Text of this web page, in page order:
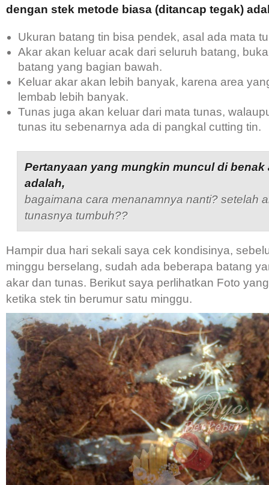
dengan stek metode biasa (ditancap tegak)
Ukuran batang tin bisa pendek, asal ada mata
Akar akan keluar acak dari seluruh batang,
batang yang bagian bawah.
Keluar akar akan lebih banyak, karena area
lembab lebih banyak.
Tunas juga akan keluar dari mata tunas,
tunas itu sebenarnya ada di pangkal cutting tin.
Pertanyaan yang mungkin muncul di benak
adalah,
bagaimana cara menanamnya nanti? setelah
tunasnya tumbuh??
Hampir dua hari sekali saya cek kondisinya,
minggu berselang, sudah ada beberapa batang
akar dan tunas. Berikut saya perlihatkan Foto
ketika stek tin berumur satu minggu.